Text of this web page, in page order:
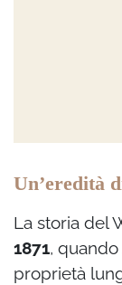
Un’eredità
La storia del
1871,
proprietà